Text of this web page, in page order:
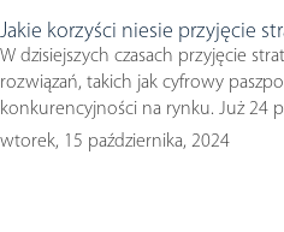
Jakie korzyści niesie przyjęcie
W dzisiejszych czasach przyjęcie
rozwiązań, takich jak cyfrowy
konkurencyjności na rynku. Już 24
wtorek, 15 października, 2024